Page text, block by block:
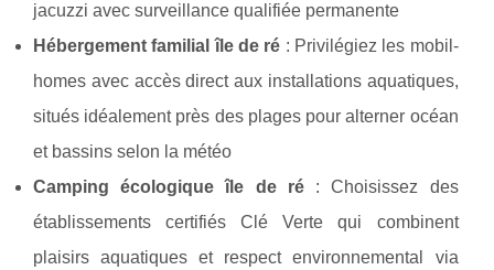
jacuzzi avec surveillance qualifiée permanente
Hébergement familial île de ré : Privilégiez les mobil-
homes avec accès direct aux installations aquatiques,
situés idéalement près des plages pour alterner océan
et bassins selon la météo
Camping écologique île de ré: Choisissez des
établissements certifiés Clé Verte qui combinent
plaisirs aquatiques et respect environnemental via